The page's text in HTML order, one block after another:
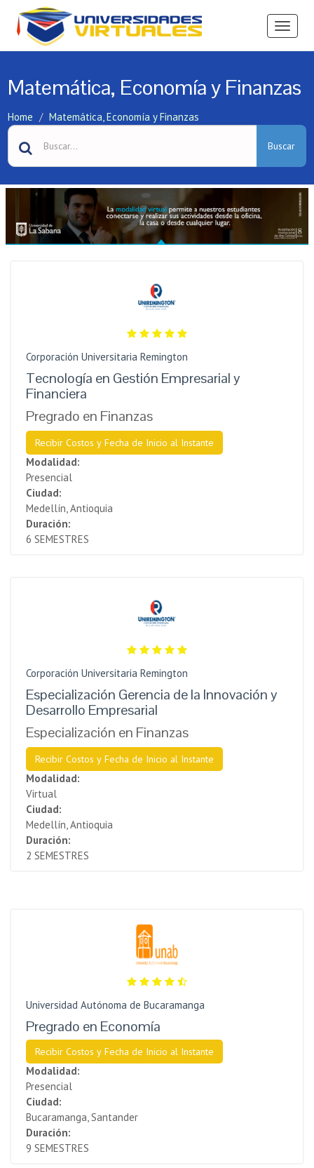
Ver
Matemática, Economía y Finanzas
Home Matemática, Economía y Finanzas
Buscar
Corporación Universitaria Remington
Tecnología en Gestión Empresarial y
Financiera
Pregrado en Finanzas
Recibir Costos y Fecha de Inicio al Instante
Modalidad:
Presencial
Ciudad:
Medellín, Antioquia
Duración:
6 SEMESTRES
Corporación Universitaria Remington
Especialización Gerencia de la Innovación y
Desarrollo Empresarial
Especialización en Finanzas
Recibir Costos y Fecha de Inicio al Instante
Modalidad:
Virtual
Ciudad:
Medellín, Antioquia
Duración:
2 SEMESTRES
Universidad Autónoma de Bucaramanga
Pregrado en Economía
Recibir Costos y Fecha de Inicio al Instante
Modalidad:
Presencial
Ciudad:
Bucaramanga, Santander
Duración:
9 SEMESTRES